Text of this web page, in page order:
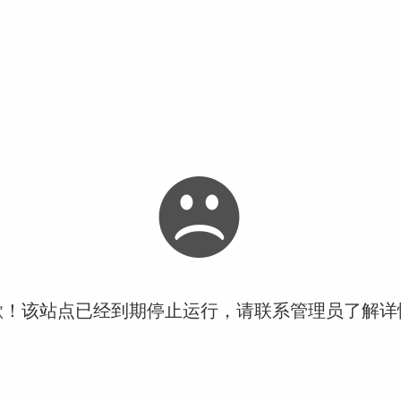
该站点已经到期停止运行，请联系管理员了解